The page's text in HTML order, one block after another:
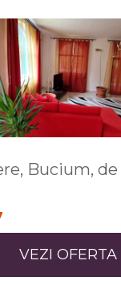
Bucium, de
VEZI OFERTA